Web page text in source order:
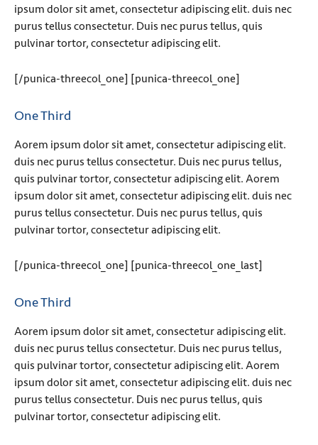
ipsum dolor sit amet, consectetur adipiscing elit. duis nec
purus tellus consectetur. Duis nec purus tellus, quis
pulvinar tortor, consectetur adipiscing elit.
[/punica-threecol_one] [punica-threecol_one]
One Third
Aorem ipsum dolor sit amet, consectetur adipiscing elit.
duis nec purus tellus consectetur. Duis nec purus tellus,
quis pulvinar tortor, consectetur adipiscing elit. Aorem
ipsum dolor sit amet, consectetur adipiscing elit. duis nec
purus tellus consectetur. Duis nec purus tellus, quis
pulvinar tortor, consectetur adipiscing elit.
[/punica-threecol_one] [punica-threecol_one_last]
One Third
Aorem ipsum dolor sit amet, consectetur adipiscing elit.
duis nec purus tellus consectetur. Duis nec purus tellus,
quis pulvinar tortor, consectetur adipiscing elit. Aorem
ipsum dolor sit amet, consectetur adipiscing elit. duis nec
purus tellus consectetur. Duis nec purus tellus, quis
pulvinar tortor, consectetur adipiscing elit.